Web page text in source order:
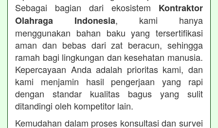
Sebagai bagian dari ekosistem Kontraktor
Olahraga Indonesia, kami hanya
menggunakan bahan baku yang tersertifikasi
aman dan bebas dari zat beracun, sehingga
ramah bagi lingkungan dan kesehatan manusia.
Kepercayaan Anda adalah prioritas kami, dan
kami menjamin hasil pengerjaan yang rapi
dengan standar kualitas bagus yang sulit
ditandingi oleh kompetitor lain.
Kemudahan dalam proses konsultasi dan survei